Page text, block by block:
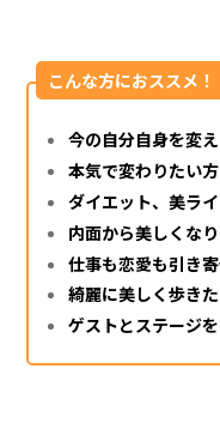
こんな方におススメ！
今の自分自身を変
本気で変わりたい方
ダイエット、美ラ
内面から美しくな
仕事も恋愛も引き
綺麗に美しく歩き
ゲストとステー